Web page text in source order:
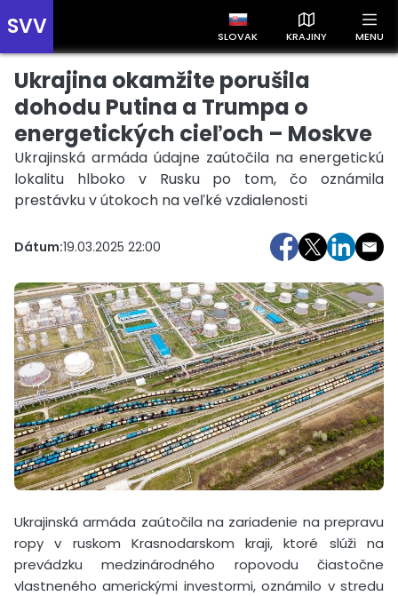
SVV SLOVAK KRAJINY MENU
Prehľad správ podľa krajín
Zobrazte si správy rozdelené podľa krajín a získajte rýchly
prehľad o dianí vo svete.
Slovensko Maďarsko
Ukrajina okamžite porušila
dohodu Putina a Trumpa o
energetických cieľoch – Moskve
Ukrajinská armáda údajne zaútočila na energetickú
lokalitu hlboko v Rusku po tom, čo oznámila
prestávku v útokoch na veľké vzdialenosti
Dátum:19.03.2025 22:00
Ukrajinská armáda zaútočila na zariadenie na prepravu
ropy v ruskom Krasnodarskom kraji, ktoré slúži na
prevádzku medzinárodného ropovodu čiastočne
vlastneného americkými investormi, oznámilo v stredu